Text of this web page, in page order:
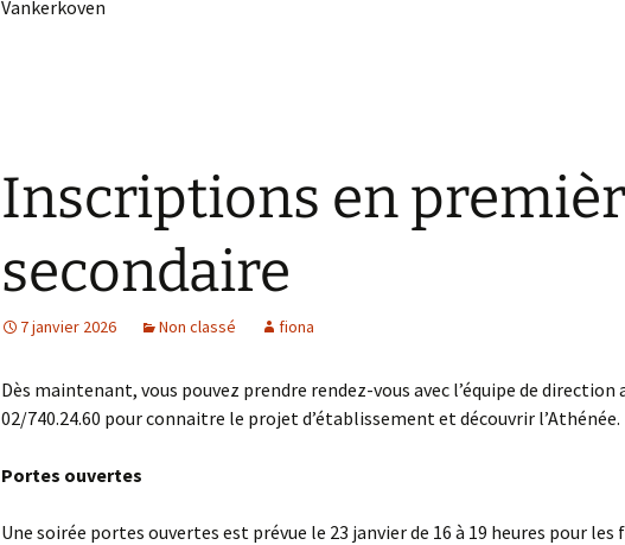
Vankerkoven
Inscriptions en
secondaire
7 janvier 2026 Non classé fiona
Dès maintenant, vous pouvez prendre rendez-vous avec l’équipe de direction
02/740.24.60 pour connaitre le projet d’établissement et découvrir l’Athénée.
Portes ouvertes
Une soirée portes ouvertes est prévue le 23 janvier de 16 à 19 heures pour les